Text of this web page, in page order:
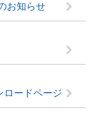
お知らせ
ードページ